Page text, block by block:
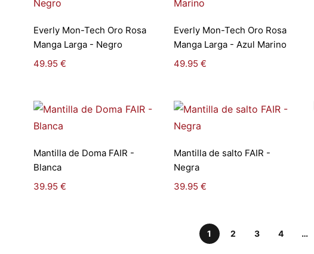
opciones
Everly Mon-Tech Oro Rosa
Manga Larga - Negro
49.95 €
opciones
Everly Mon-Tech Oro Rosa
Manga Larga - Azul Marino
49.95 €
Mantilla de Doma FAIR -
Blanca
39.95 €
Mantilla de salto FAIR -
Negra
39.95 €
1 2 3 4 …